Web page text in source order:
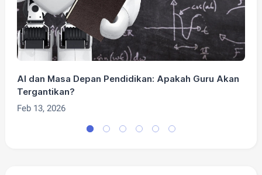
AI dan Masa Depan Pendidikan: Apakah Guru Akan
Tergantikan?
Feb 13, 2026